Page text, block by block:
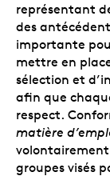
représentant
des
importante
mettre en
sélection et
afin que
respect.
matière
volontairement
groupes visés